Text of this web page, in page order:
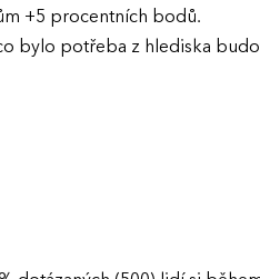
+5 procentních bodů.
bylo potřeba z hlediska